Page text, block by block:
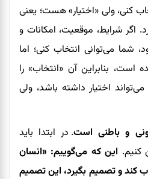
کنی، ولی «اختیار» هست؛ یعنی
اگر شرایط، موقعیت، امکانات و
شما می‌توانی انتخاب کنی؛ اما
بنابراین آن «انتخاب» را
اختیار داشته باشد، ولی
و باطنی است. در ابتدا باید
کنیم. این که می‌گوییم: «انسان
کند و تصمیم بگیرد، این تصمیم